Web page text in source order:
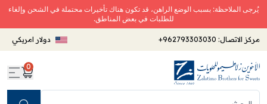
يُرجى الملاحظة: بسبب الوضع الراهن، قد تكون هناك تأخيرات محتملة في الشحن وإلغاء
للطلبات في بعض المناطق.
مركز الاتصال: +962793303030 دولار امريكي
0